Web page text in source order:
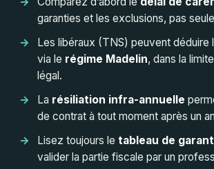
garanties et les exclusions, pas
Les libéraux (TNS) peuvent déduire
via le régime Madelin, dans la
légal.
La résiliation infra-annuelle
de contrat à tout moment après un
Lisez toujours le tableau de
valider la partie fiscale par un